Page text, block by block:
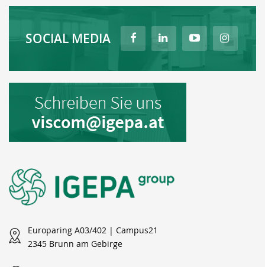
SOCIAL MEDIA
Europaring A03/402 | Campus21
2345 Brunn am Gebirge